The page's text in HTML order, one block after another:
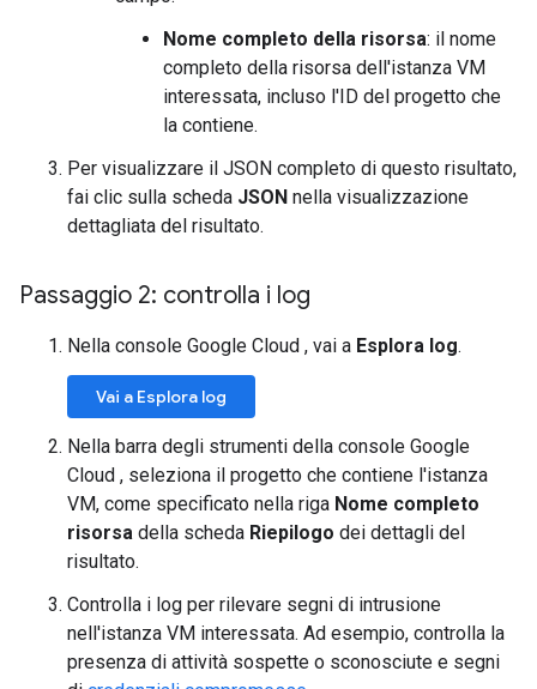
Nome completo della risorsa: il nome
completo della risorsa dell'istanza VM
interessata, incluso l'ID del progetto che
la contiene.
Per visualizzare il JSON completo di questo risultato,
fai clic sulla scheda JSON nella visualizzazione
dettagliata del risultato.
Passaggio 2: controlla i log
Nella console Google Cloud , vai a Esplora log.
Vai a Esplora log
Nella barra degli strumenti della console Google
Cloud , seleziona il progetto che contiene l'istanza
VM, come specificato nella riga Nome completo
risorsa della scheda Riepilogo dei dettagli del
risultato.
Controlla i log per rilevare segni di intrusione
nell'istanza VM interessata. Ad esempio, controlla la
presenza di attività sospette o sconosciute e segni